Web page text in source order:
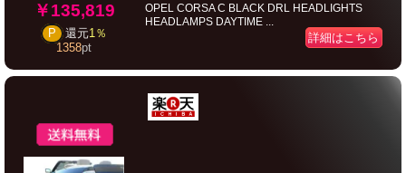
￥135,819
P 還元1％
1358pt
OPEL CORSA C BLACK DRL HEADLIGHTS
HEADLAMPS DAYTIME ...
詳細はこちら